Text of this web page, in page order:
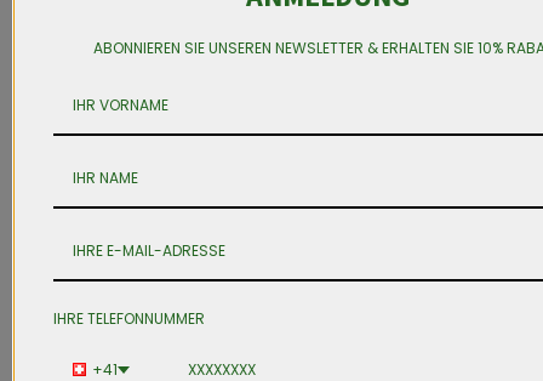
ABONNIEREN SIE UNSEREN NEWSLETTER & ERHALTEN SIE 10%
IHRE TELEFONNUMMER
+41